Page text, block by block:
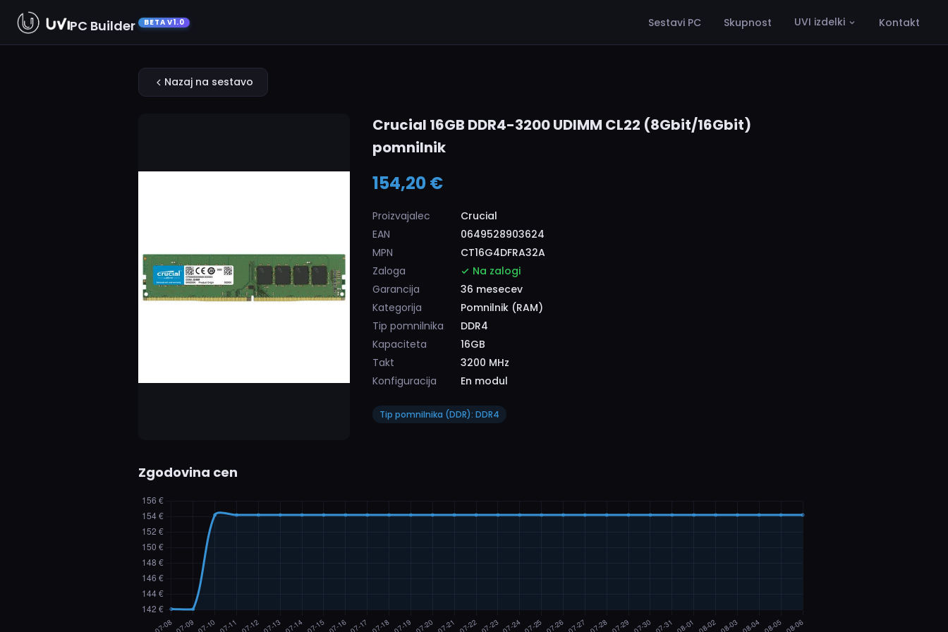
PC Builder BETA V1.0 Sestavi PC Skupnost UVI izdelki Kontakt
Nazaj na sestavo
Crucial 16GB DDR4-3200 UDIMM CL22 (8Gbit/16Gbit)
pomnilnik
154,20 €
Proizvajalec
Crucial
EAN
0649528903624
MPN
CT16G4DFRA32A
Zaloga
Na zalogi
Garancija
36 mesecev
Kategorija
Pomnilnik (RAM)
Tip pomnilnika
DDR4
Kapaciteta
16GB
Takt
3200 MHz
Konfiguracija
En modul
Tip pomnilnika (DDR): DDR4
Zgodovina cen